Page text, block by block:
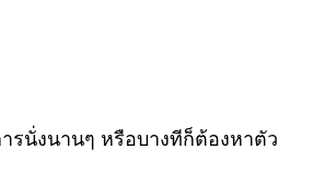
รนั่งนานๆ หรือบางทีก็ต้องหาตัว